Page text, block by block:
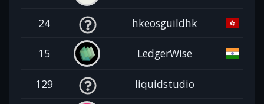
24 hkeosguildhk
15 LedgerWise
129 liquidstudio